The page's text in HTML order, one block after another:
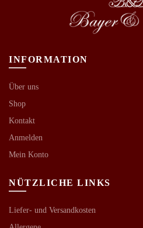
INFORMATION
Über uns
Shop
Kontakt
Anmelden
Mein Konto
NÜTZLICHE LINKS
Liefer- und Versandkosten